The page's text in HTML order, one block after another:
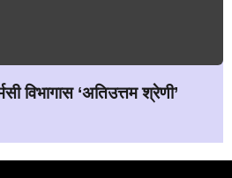
विभागास ‘अतिउत्तम श्रेणी’